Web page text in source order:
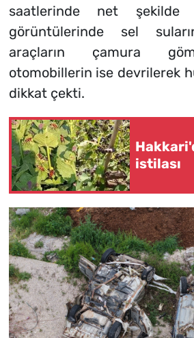
saatlerinde net şekilde
görüntülerinde sel
araçların çamura
otomobillerin ise devrilerek
dikkat çekti.
istilası